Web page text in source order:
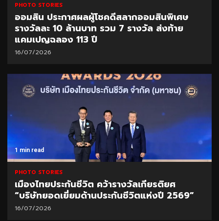
PHOTO STORIES
ออมสิน ประกาศผลผู้โชคดีสลากออมสินพิเศษ
รางวัลละ 10 ล้านบาท รวม 7 รางวัล ส่งท้าย
แคมเปญฉลอง 113 ปี
16/07/2026
1 min read
PHOTO STORIES
เมืองไทยประกันชีวิต คว้ารางวัลเกียรติยศ
“บริษัทยอดเยี่ยมด้านประกันชีวิตแห่งปี 2569”
16/07/2026